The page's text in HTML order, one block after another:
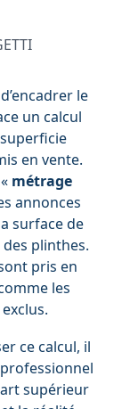
le
un calcul
en vente.
métrage
annonces
surface de
des plinthes.
pris en
les
ce calcul, il
supérieur